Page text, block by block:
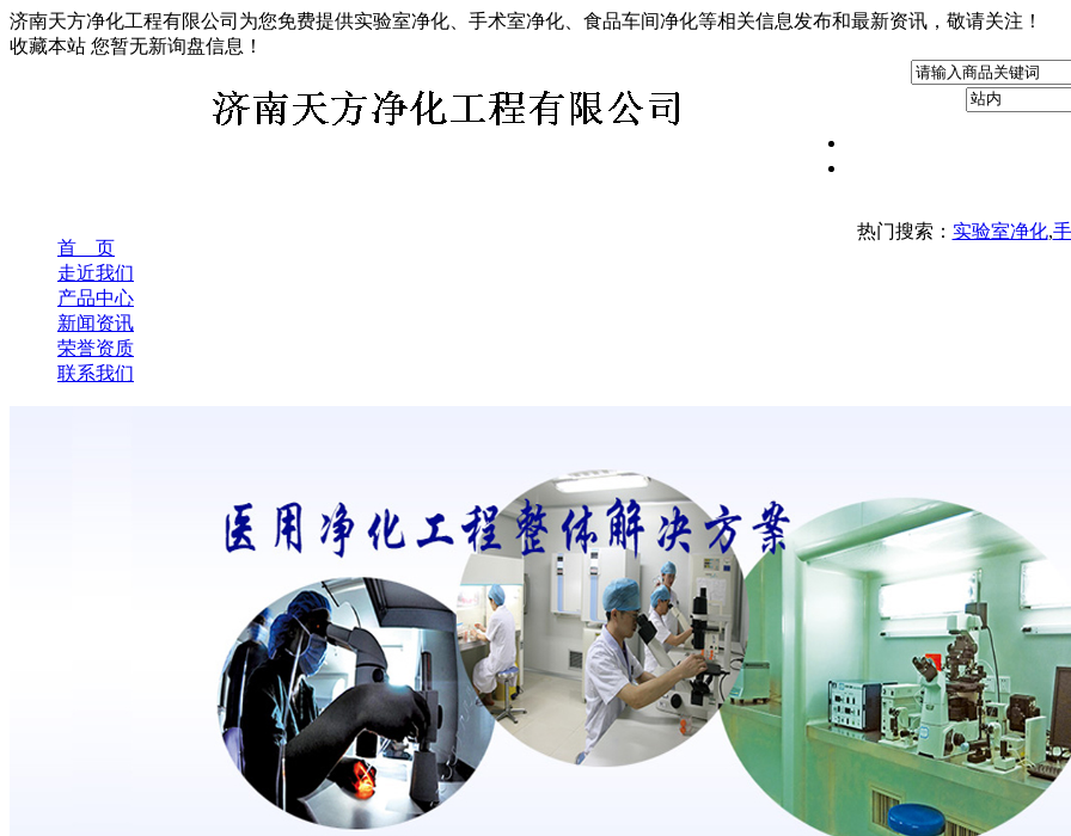
济南天方净化工程有限公司为您免费提供实验室净化、手术室净化、食品车间净化等相关信息发布和最新资讯，敬请关注！
收藏本站 您暂无新询盘信息！
热门搜索： 实验室净化,
首 页
走近我们
产品中心
新闻资讯
荣誉资质
联系我们